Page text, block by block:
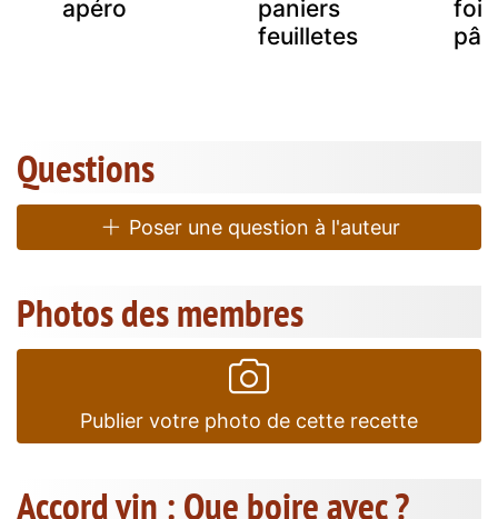
apéro
paniers
feuilletes
Questions
Poser une question à l'auteur
Photos des membres
Publier votre photo de cette recette
Accord vin : Que boire avec ?